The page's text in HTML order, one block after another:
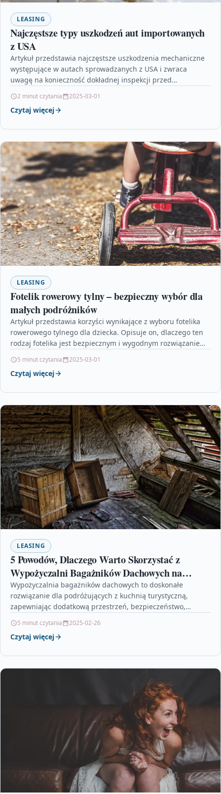
LEASING
Najczęstsze typy uszkodzeń aut importowanych
z USA
Artykuł przedstawia najczęstsze uszkodzenia mechaniczne
występujące w autach sprowadzanych z USA i zwraca
uwagę na konieczność dokładnej inspekcji przed
2 minut czytania 2025-03-01
Czytaj więcej
LEASING
Fotelik rowerowy tylny – bezpieczny wybór dla
małych podróżników
Artykuł przedstawia korzyści wynikające z wyboru fotelika
rowerowego tylnego dla dziecka. Opisuje on, dlaczego ten
rodzaj fotelika jest bezpiecznym i wygodnym rozwiązaniem
5 minut czytania 2025-03-01
Czytaj więcej
LEASING
5 Powodów, Dlaczego Warto Skorzystać z
Wypożyczalni Bagażników Dachowych na
Wyjeździe z Kuchenką Turystyczną
Wypożyczalnia bagażników dachowych to doskonałe
rozwiązanie dla podróżujących z kuchnią turystyczną,
zapewniając dodatkową przestrzeń, bezpieczeństwo,
często bezpłatny,…
5 minut czytania 2025-02-26
Czytaj więcej